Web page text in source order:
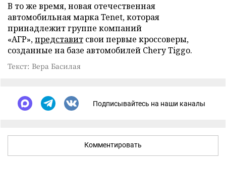
В то же время, новая отечественная
автомобильная марка Tenet, которая
принадлежит группе компаний
«АГР»,представит свои первые кроссоверы,
созданные на базе автомобилей Chery Tiggo.
Текст: Вера Басилая
Подписывайтесь на наши каналы
Комментировать